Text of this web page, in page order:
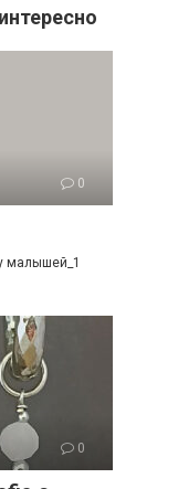
0
малышей_1
0